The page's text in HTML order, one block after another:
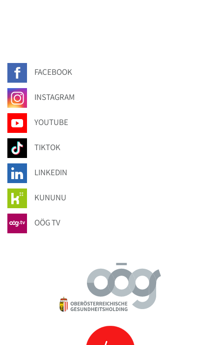
FACEBOOK
INSTAGRAM
YOUTUBE
TIKTOK
LINKEDIN
KUNUNU
OÖG TV